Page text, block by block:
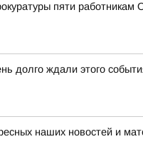
пяти
долго ждали этого
наших новостей и